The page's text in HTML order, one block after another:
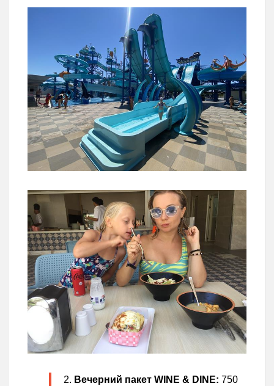
Вечерний пакет WINE & DINE: 750